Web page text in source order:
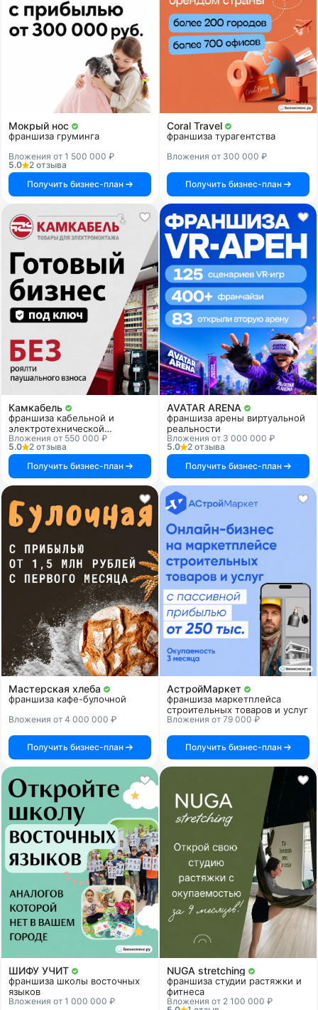
Мокрый нос
франшиза груминга
Вложения от 1 500 000 ₽
5.0
2 отзыва
Получить бизнес-план
Coral Travel
франшиза турагентства
Вложения от 300 000 ₽
Получить бизнес-план
Камкабель
франшиза кабельной и
электротехнической
продукции
Вложения от 550 000 ₽
5.0
2 отзыва
Получить бизнес-план
AVATAR ARENA
франшиза арены виртуальной
реальности
Вложения от 3 000 000 ₽
5.0
2 отзыва
Получить бизнес-план
Мастерская хлеба
франшиза кафе-булочной
Вложения от 4 000 000 ₽
Получить бизнес-план
АстройМаркет
франшиза маркетплейса
строительных товаров и услуг
Вложения от 79 000 ₽
Получить бизнес-план
ШИФУ УЧИТ
франшиза школы восточных
языков
Вложения от 1 000 000 ₽
NUGA stretching
франшиза студии растяжки и
фитнеса
Вложения от 2 100 000 ₽